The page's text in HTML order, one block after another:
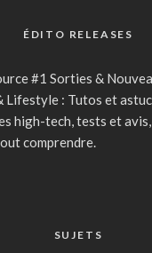
ÉDITO RELEASES
#1 Sorties &
Lifestyle : Tutos et
high-tech, tests et
comprendre.
SUJETS